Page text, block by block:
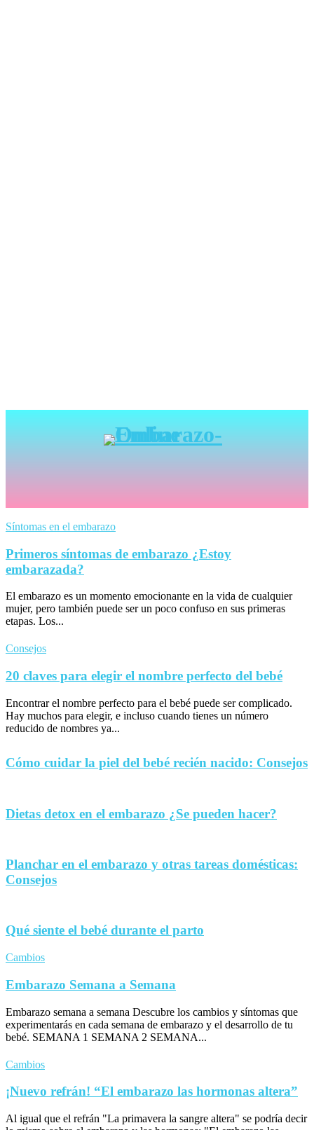
Síntomas en el embarazo
Primeros síntomas de embarazo ¿Estoy
embarazada?
El embarazo es un momento emocionante en la vida de cualquier
mujer, pero también puede ser un poco confuso en sus primeras
etapas. Los...
Consejos
20 claves para elegir el nombre perfecto del bebé
Encontrar el nombre perfecto para el bebé puede ser complicado.
Hay muchos para elegir, e incluso cuando tienes un número
reducido de nombres ya...
Cómo cuidar la piel del bebé recién nacido: Consejos
Dietas detox en el embarazo ¿Se pueden hacer?
Planchar en el embarazo y otras tareas domésticas:
Consejos
Qué siente el bebé durante el parto
Cambios
Embarazo Semana a Semana
Embarazo semana a semana Descubre los cambios y síntomas que
experimentarás en cada semana de embarazo y el desarrollo de tu
bebé. SEMANA 1 SEMANA 2 SEMANA...
Cambios
¡Nuevo refrán! “El embarazo las hormonas altera”
Al igual que el refrán "La primavera la sangre altera" se podría decir